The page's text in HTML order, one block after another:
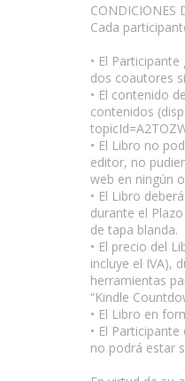
CONDICIONES
Cada
• El
dos coautores
• El contenido
contenidos
• El Libro no
editor, no
web en ningún
• El Libro
durante el
de tapa blanda.
• El precio del
incluye el IVA),
herramientas
“Kindle
• El Libro en
• El
no podrá estar